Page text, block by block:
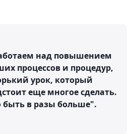
над повышением
процессов и процедур,
урок, который
еще многое сделать.
в разы больше".